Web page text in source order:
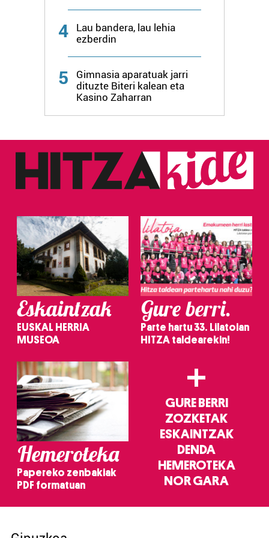
4
Lau bandera, lau lehia
ezberdin
5
Gimnasia aparatuak jarri
dituzte Biteri kalean eta
Kasino Zaharran
Eskaintzak
EUSKAL HERRIA
MUSEOA
Gure berri.
Parte hartu 33. Lilatoian
HITZA taldearekin!
Hemeroteka
Papereko zenbakiak
PDF formatuan
+
GURE BERRI
ZOZKETAK
ESKAINTZAK
DENDA
HEMEROTEKA
NOR GARA